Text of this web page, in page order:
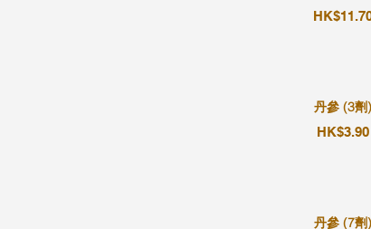
丹參 (3劑)
HK$3.90
丹參 (7劑)